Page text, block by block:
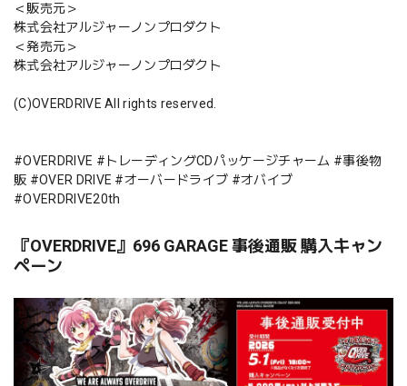
＜販売元＞
株式会社アルジャーノンプロダクト
＜発売元＞
株式会社アルジャーノンプロダクト
(C)OVERDRIVE All rights reserved.
#OVERDRIVE #トレーディングCDパッケージチャーム #事後物
販 #OVER DRIVE #オーバードライブ #オバイブ
#OVERDRIVE20th
『OVERDRIVE』696 GARAGE 事後通販 購入キャン
ペーン